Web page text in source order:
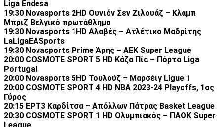
Liga Endesa
19:30 Novasports 2HD Ουνιόν Σεν Ζιλουάζ – Κλαμπ
Μπριζ Βελγικό πρωτάθλημα
19:30 Novasports 1HD Αλαβές – Ατλέτικο Μαδρίτης
LaLigaEASports
19:30 Novasports Prime Άρης – ΑΕΚ Super League
20:00 COSMOTE SPORT 5 HD Κάζα Πία – Πόρτο Liga
Portugal
20:00 Novasports 5HD Τουλούζ – Μαρσέιγ Ligue 1
20:00 COSMOTE SPORT 4 HD NBA 2023-24 Playoffs, 1ος
Γύρος
20:15 ΕΡΤ3 Καρδίτσα – Απόλλων Πάτρας Basket League
20:30 COSMOTE SPORT 1 HD Ολυμπιακός – ΠΑΟΚ Super
League